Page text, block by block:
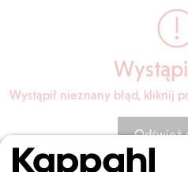
Wystąpił nieznany błąd, kliknij
Odśwież